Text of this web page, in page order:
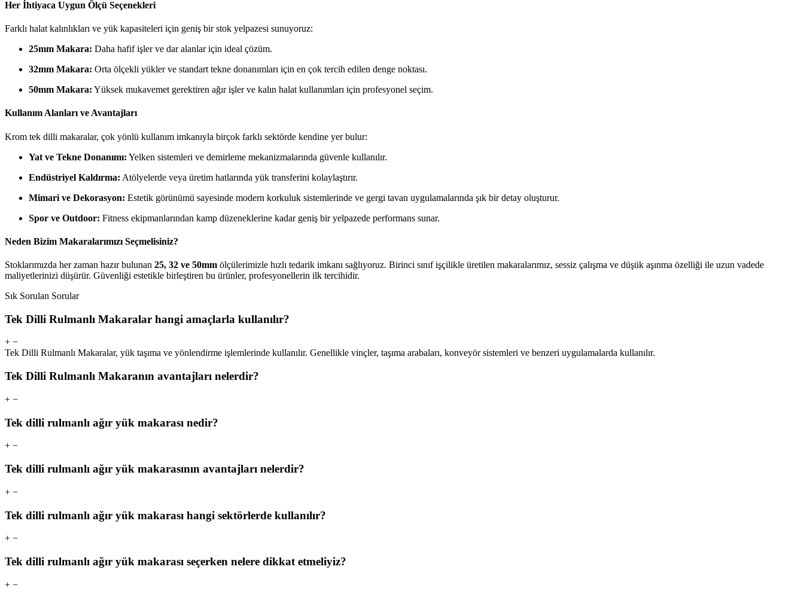
Her İhtiyaca Uygun Ölçü Seçenekleri
Farklı halat kalınlıkları ve yük kapasiteleri için geniş bir stok yelpazesi sunuyoruz:
25mm Makara: Daha hafif işler ve dar alanlar için ideal çözüm.
32mm Makara: Orta ölçekli yükler ve standart tekne donanımları için en çok tercih edilen denge noktası.
50mm Makara: Yüksek mukavemet gerektiren ağır işler ve kalın halat kullanımları için profesyonel seçim.
Kullanım Alanları ve Avantajları
Krom tek dilli makaralar, çok yönlü kullanım imkanıyla birçok farklı sektörde kendine yer bulur:
Yat ve Tekne Donanımı: Yelken sistemleri ve demirleme mekanizmalarında güvenle kullanılır.
Endüstriyel Kaldırma: Atölyelerde veya üretim hatlarında yük transferini kolaylaştırır.
Mimari ve Dekorasyon: Estetik görünümü sayesinde modern korkuluk sistemlerinde ve gergi tavan uygulamalarında şık bir detay oluşturur.
Spor ve Outdoor: Fitness ekipmanlarından kamp düzeneklerine kadar geniş bir yelpazede performans sunar.
Neden Bizim Makaralarımızı Seçmelisiniz?
Stoklarımızda her zaman hazır bulunan 25, 32 ve 50mm ölçülerimizle hızlı tedarik imkanı sağlıyoruz. Birinci sınıf işçilikle üretilen makaralarımız, sessiz çalışma ve düşük aşınma özelliği ile uzun vadede
maliyetlerinizi düşürür. Güvenliği estetikle birleştiren bu ürünler, profesyonellerin ilk tercihidir.
Sık Sorulan Sorular
Tek Dilli Rulmanlı Makaralar hangi amaçlarla kullanılır?
+ −
Tek Dilli Rulmanlı Makaralar, yük taşıma ve yönlendirme işlemlerinde kullanılır. Genellikle vinçler, taşıma arabaları, konveyör sistemleri ve benzeri uygulamalarda kullanılır.
Tek Dilli Rulmanlı Makaranın avantajları nelerdir?
+ −
Tek dilli rulmanlı ağır yük makarası nedir?
+ −
Tek dilli rulmanlı ağır yük makarasının avantajları nelerdir?
+ −
Tek dilli rulmanlı ağır yük makarası hangi sektörlerde kullanılır?
+ −
Tek dilli rulmanlı ağır yük makarası seçerken nelere dikkat etmeliyiz?
+ −